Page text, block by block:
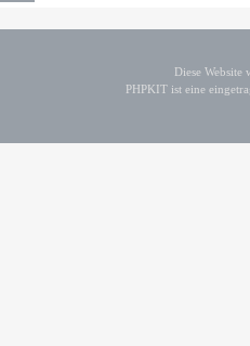
Diese
PHPKIT ist eine